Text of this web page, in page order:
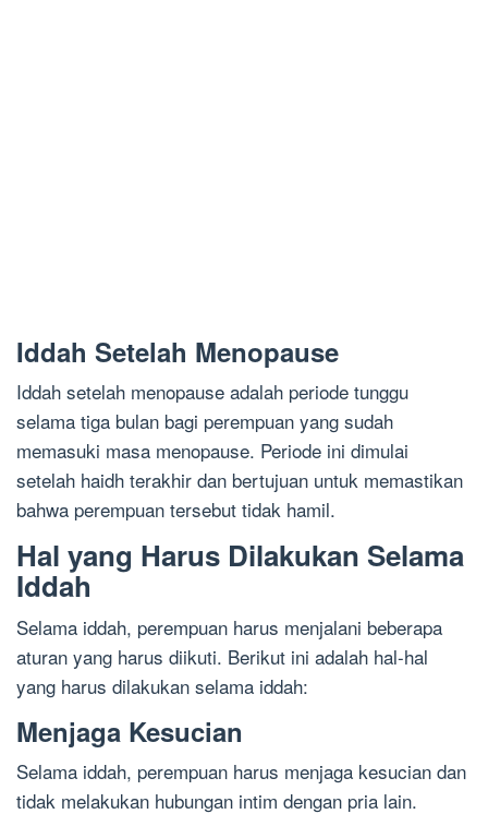
Iddah Setelah Menopause
Iddah setelah menopause adalah periode tunggu
selama tiga bulan bagi perempuan yang sudah
memasuki masa menopause. Periode ini dimulai
setelah haidh terakhir dan bertujuan untuk memastikan
bahwa perempuan tersebut tidak hamil.
Hal yang Harus Dilakukan Selama
Iddah
Selama iddah, perempuan harus menjalani beberapa
aturan yang harus diikuti. Berikut ini adalah hal-hal
yang harus dilakukan selama iddah:
Menjaga Kesucian
Selama iddah, perempuan harus menjaga kesucian dan
tidak melakukan hubungan intim dengan pria lain.